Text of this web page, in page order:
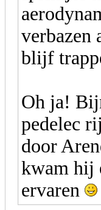
verbazen
blijf
Oh ja!
pedelec
door
kwam hij
ervaren